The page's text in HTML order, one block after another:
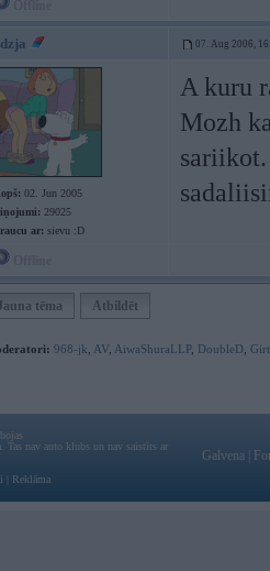
07. Aug 2006,
02. Jun 2005
29025
ar: sievu :D
A kuru
Mozh
sariikot.
tēma Atbildēt
968-jk AV AiwaShuraLLP, DoubleD
Tas nav auto klubs un nav saistīts ar
Reklāma
Galvena